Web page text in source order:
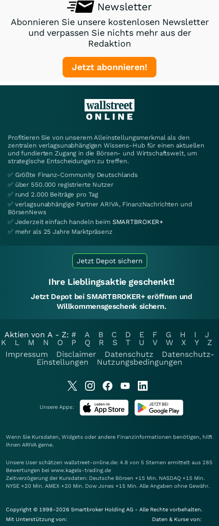
Newsletter
Abonnieren Sie unsere kostenlosen Newsletter
und verpassen Sie nichts mehr aus der
Redaktion
Jetzt abonnieren!
Profitieren Sie von unserem Alleinstellungsmerkmal als den
zentralen verlagsunabhängigen Wissens-Hub für einen aktuellen
und fundierten Zugang in die Börsen- und Wirtschaftswelt, um
strategische Entscheidungen zu treffen.
✅ Größte Finanz-Community Deutschlands
✅ über 550.000 registrierte Nutzer
✅ rund 2.000 Beiträge pro Tag
✅ verlagsunabhängige Partner ARIVA, FinanzNachrichten und
BörsenNews
✅ Jederzeit einfach handeln beim SMARTBROKER+
✅ mehr als 25 Jahre Marktpräsenz
Jetzt Depot sichern
Ihre Lieblingsaktie geschenkt!
Jetzt Depot bei SMARTBROKER+ eröffnen und
Willkommensgeschenk sichern.
Aktien von A - Z: # A B C D E F G H I
J
K
L M N O P Q R S T U V W X Y
Z
Impressum
Disclaimer Datenschutz
Datenschutz-
Einstellungen
Nutzungsbedingungen
Unsere Apps:
Wenn Sie Kursdaten, Widgets oder andere Finanzinformationen benötigen, hilft
Ihnen ARIVA gerne.
Unsere User schätzen wallstreet-online.de: 4.8 von 5 Sternen ermittelt aus 285
Bewertungen bei www.kagels-trading.de
Zeitverzögerung der Kursdaten: Deutsche Börsen +15 Min. NASDAQ +15 Min.
NYSE +20 Min. AMEX +20 Min. Dow Jones +15 Min. Alle Angaben ohne Gewähr.
Copyright © 1998-2026 Smartbroker Holding AG - Alle Rechte vorbehalten.
Mit Unterstützung von:
Daten & Kurse von: